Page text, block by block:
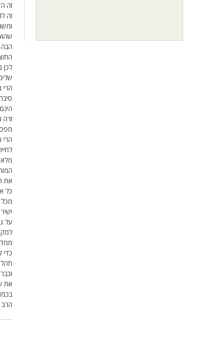
זה
זה
הבה
הרי
זרה
הרי
את
כל
מכל
על
את
הרב